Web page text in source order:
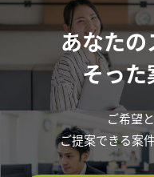
あなたの
そった
ご希望
ご提案できる案